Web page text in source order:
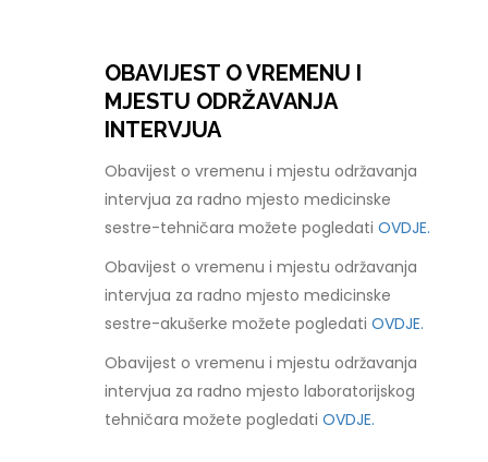
OBAVIJEST O VREMENU I
MJESTU ODRŽAVANJA
INTERVJUA
Obavijest o vremenu i mjestu održavanja
intervjua za radno mjesto medicinske
sestre-tehničara možete pogledatiOVDJE.
Obavijest o vremenu i mjestu održavanja
intervjua za radno mjesto medicinske
sestre-akušerke možete pogledatiOVDJE.
Obavijest o vremenu i mjestu održavanja
intervjua za radno mjesto laboratorijskog
tehničara možete pogledatiOVDJE.